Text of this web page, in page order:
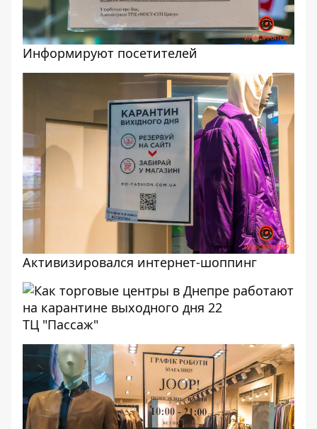
Информируют посетителей
Активизировался интернет-шоппинг
ТЦ "Пассаж"